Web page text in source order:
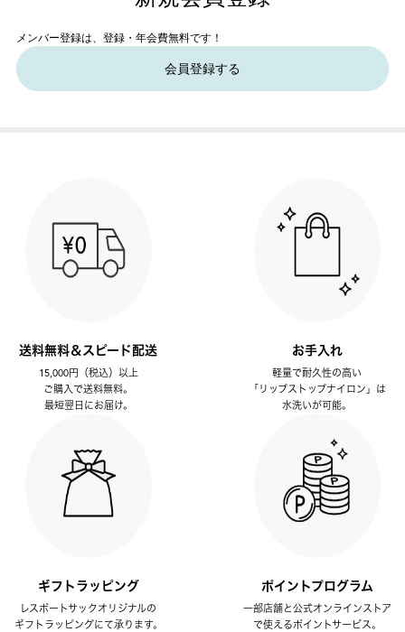
メンバー登録は、登録・年会費無料です！
会員登録する
送料無料＆スピード配送
15,000円（税込）以上
ご購入で送料無料。
最短翌日にお届け。
お手入れ
軽量で耐久性の高い
「リップストップナイロン」は
水洗いが可能。
ギフトラッピング
レスポートサックオリジナルの
ギフトラッピングにて承ります。
ポイントプログラム
一部店舗と公式オンラインストア
で使えるポイントサービス。